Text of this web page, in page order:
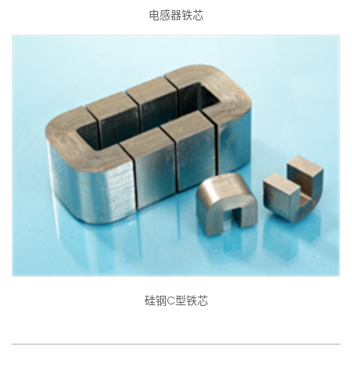
电感器铁芯
硅钢C型铁芯